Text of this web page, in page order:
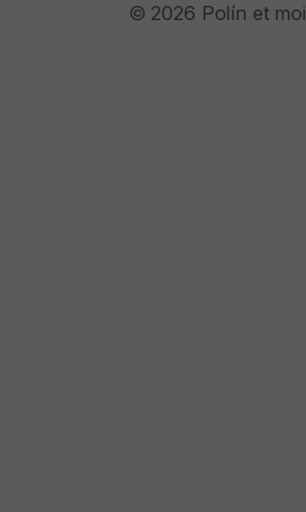
© 2026 Polín et moi